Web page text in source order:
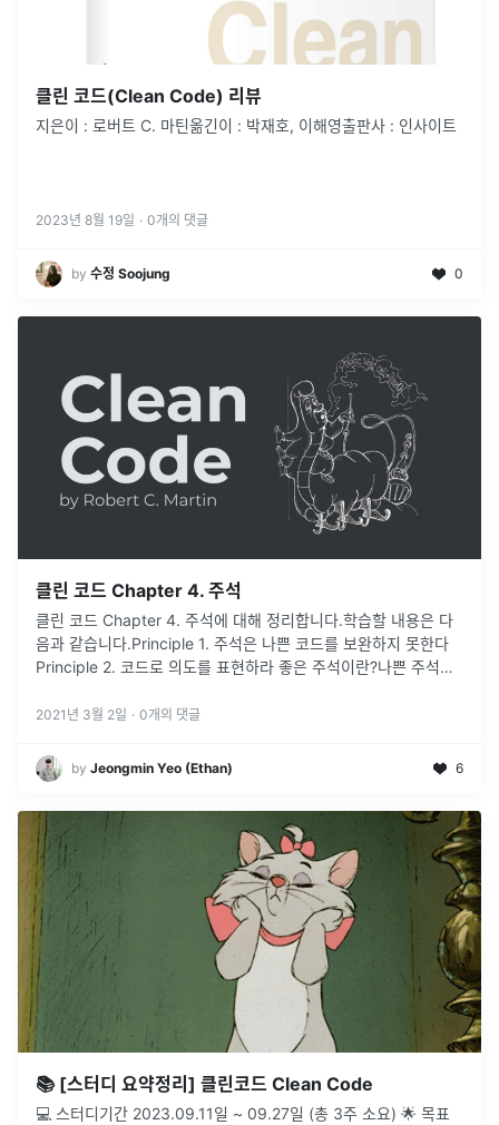
클린 코드(Clean Code) 리뷰
지은이 : 로버트 C. 마틴옮긴이 : 박재호, 이해영출판사 : 인사이트
2023년 8월 19일 · 0개의 댓글
by 수정 Soojung 0
클린 코드 Chapter 4. 주석
클린 코드 Chapter 4. 주석에 대해 정리합니다.학습할 내용은 다
음과 같습니다.Principle 1. 주석은 나쁜 코드를 보완하지 못한다
Principle 2. 코드로 의도를 표현하라 좋은 주석이란?나쁜 주석이
2021년 3월 2일 · 0개의 댓글
by Jeongmin Yeo (Ethan) 6
📚 [스터디 요약정리] 클린코드 Clean Code
💻 스터디기간 2023.09.11일 ~ 09.27일 (총 3주 소요) 🌟 목표